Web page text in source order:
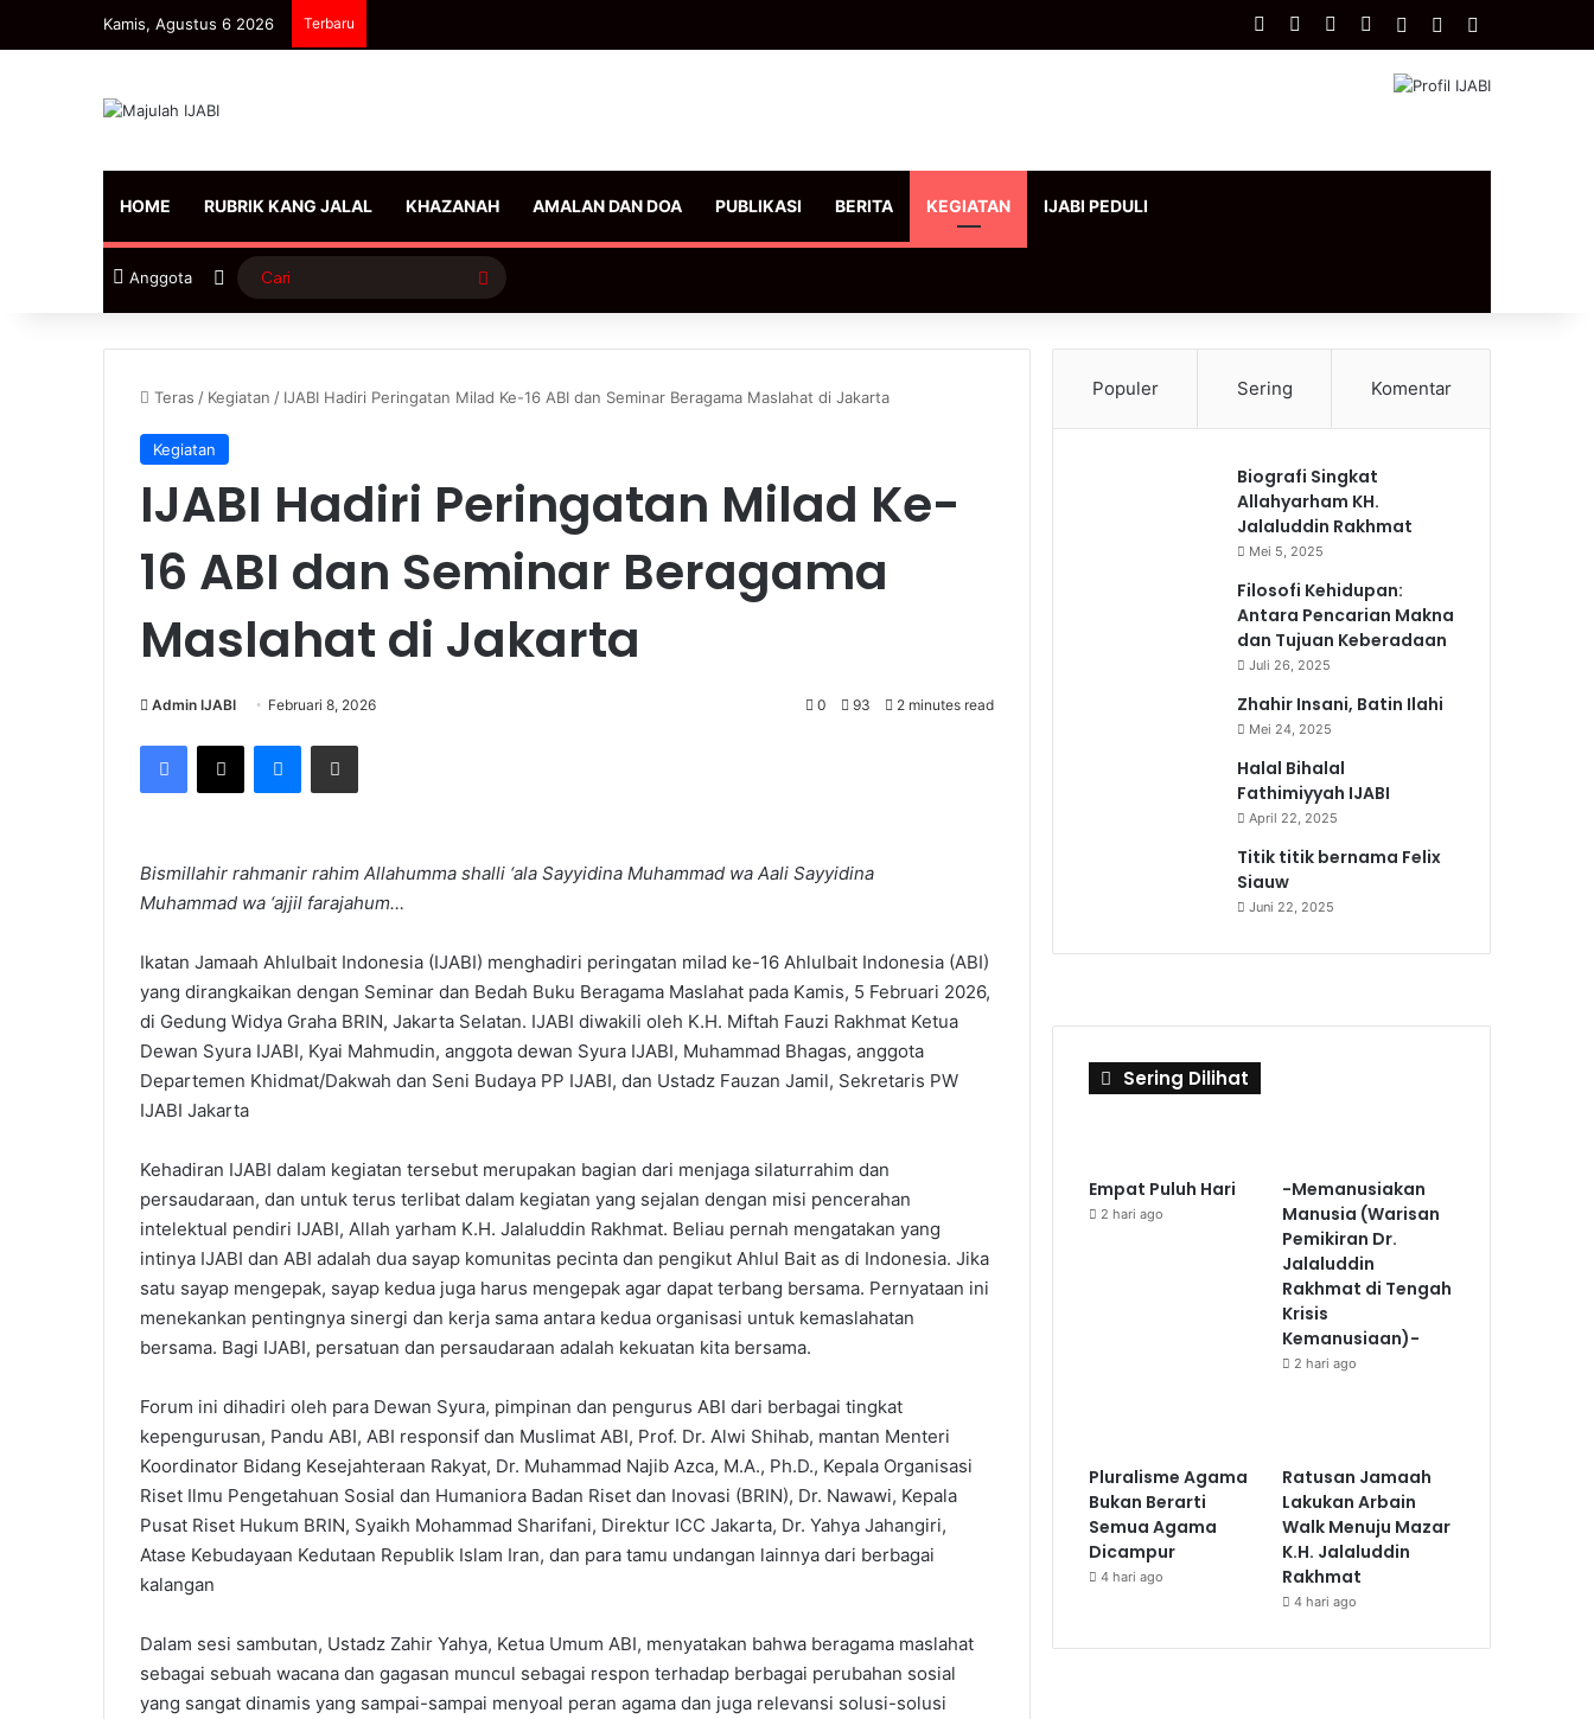
Kamis, Agustus 6 2026 Terbaru Facebook YouTubeInstagram
Log InArtikel Acak
HOME RUBRIK KANG JALAL KHAZANAH AMALAN DAN DOA PUBLIKASI BERITA KEGIATAN IJABI PEDULI
Anggota Sidebar Cari
Teras / Kegiatan / IJABI Hadiri Peringatan Milad Ke-16 ABI dan Seminar Beragama Maslahat di Jakarta
Kegiatan
IJABI Hadiri Peringatan Milad Ke-
16 ABI dan Seminar Beragama
Maslahat di Jakarta
Admin IJABI Februari 8, 2026 0 93 2 minutes read
Facebook
X Messenger
Share via Email
Bismillahir rahmanir rahim Allahumma shalli ‘ala Sayyidina Muhammad wa Aali Sayyidina
Muhammad wa ‘ajjil farajahum…
Ikatan Jamaah Ahlulbait Indonesia (IJABI) menghadiri peringatan milad ke-16 Ahlulbait Indonesia (ABI)
yang dirangkaikan dengan Seminar dan Bedah Buku Beragama Maslahat pada Kamis, 5 Februari 2026,
di Gedung Widya Graha BRIN, Jakarta Selatan. IJABI diwakili oleh K.H. Miftah Fauzi Rakhmat Ketua
Dewan Syura IJABI, Kyai Mahmudin, anggota dewan Syura IJABI, Muhammad Bhagas, anggota
Departemen Khidmat/Dakwah dan Seni Budaya PP IJABI, dan Ustadz Fauzan Jamil, Sekretaris PW
IJABI Jakarta
Kehadiran IJABI dalam kegiatan tersebut merupakan bagian dari menjaga silaturrahim dan
persaudaraan, dan untuk terus terlibat dalam kegiatan yang sejalan dengan misi pencerahan
intelektual pendiri IJABI, Allah yarham K.H. Jalaluddin Rakhmat. Beliau pernah mengatakan yang
intinya IJABI dan ABI adalah dua sayap komunitas pecinta dan pengikut Ahlul Bait as di Indonesia. Jika
satu sayap mengepak, sayap kedua juga harus mengepak agar dapat terbang bersama. Pernyataan ini
menekankan pentingnya sinergi dan kerja sama antara kedua organisasi untuk kemaslahatan
bersama. Bagi IJABI, persatuan dan persaudaraan adalah kekuatan kita bersama.
Forum ini dihadiri oleh para Dewan Syura, pimpinan dan pengurus ABI dari berbagai tingkat
kepengurusan, Pandu ABI, ABI responsif dan Muslimat ABI, Prof. Dr. Alwi Shihab, mantan Menteri
Koordinator Bidang Kesejahteraan Rakyat, Dr. Muhammad Najib Azca, M.A., Ph.D., Kepala Organisasi
Riset Ilmu Pengetahuan Sosial dan Humaniora Badan Riset dan Inovasi (BRIN), Dr. Nawawi, Kepala
Pusat Riset Hukum BRIN, Syaikh Mohammad Sharifani, Direktur ICC Jakarta, Dr. Yahya Jahangiri,
Atase Kebudayaan Kedutaan Republik Islam Iran, dan para tamu undangan lainnya dari berbagai
kalangan
Dalam sesi sambutan, Ustadz Zahir Yahya, Ketua Umum ABI, menyatakan bahwa beragama maslahat
sebagai sebuah wacana dan gagasan muncul sebagai respon terhadap berbagai perubahan sosial
yang sangat dinamis yang sampai-sampai menyoal peran agama dan juga relevansi solusi-solusi
Populer Sering Komentar
Biografi Singkat
Allahyarham KH.
Jalaluddin Rakhmat
Mei 5, 2025
Filosofi Kehidupan:
Antara Pencarian Makna
dan Tujuan Keberadaan
Juli 26, 2025
Zhahir Insani, Batin Ilahi
Mei 24, 2025
Halal Bihalal
Fathimiyyah IJABI
April 22, 2025
Titik titik bernama Felix
Siauw
Juni 22, 2025
Sering Dilihat
Empat Puluh Hari
2 hari ago
-Memanusiakan
Manusia (Warisan
Pemikiran Dr.
Jalaluddin
Rakhmat di Tengah
Krisis
Kemanusiaan)-
2 hari ago
Pluralisme Agama
Bukan Berarti
Semua Agama
Dicampur
4 hari ago
Ratusan Jamaah
Lakukan Arbain
Walk Menuju Mazar
K.H. Jalaluddin
Rakhmat
4 hari ago